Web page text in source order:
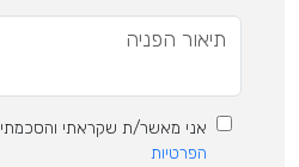
אני מאשר/ת שקראתי
הפרטיות